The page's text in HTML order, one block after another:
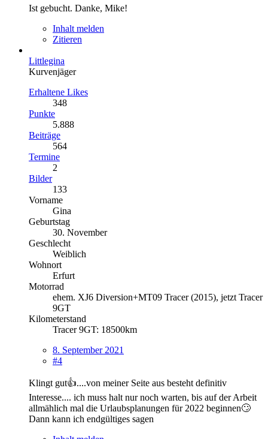
Ist gebucht. Danke, Mike!
Inhalt melden
Zitieren
Littlegina
Kurvenjäger
Erhaltene Likes
348
Punkte
5.888
Beiträge
564
Termine
2
Bilder
133
Vorname
Gina
Geburtstag
30. November
Geschlecht
Weiblich
Wohnort
Erfurt
Motorrad
ehem. XJ6 Diversion+MT09 Tracer (2015), jetzt Tracer
9GT
Kilometerstand
Tracer 9GT: 18500km
8. September 2021
#4
Klingt gut👍....von meiner Seite aus besteht definitiv
Interesse.... ich muss halt nur noch warten, bis auf der Arbeit
allmählich mal die Urlaubsplanungen für 2022 beginnen🙄
Dann kann ich endgültiges sagen